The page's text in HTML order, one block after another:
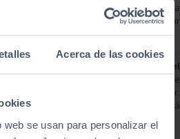
Acerca de las cookies
se usan para personalizar el
que anula la acción del radar a
superpone con la emitida por el radar
la velocidad del vehículo
podemos apreciar claramente que
el
. Por su uso se imponen multas de
de seis puntos del carnet de conducir.
también el montaje, que está
los tres mil y los veinte mil euros.